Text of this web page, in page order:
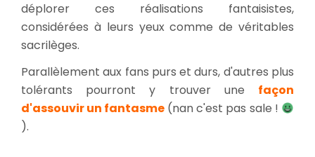
déplorer ces réalisations fantaisistes,
considérées à leurs yeux comme de véritables
sacrilèges.
Parallèlement aux fans purs et durs, d'autres plus
tolérants pourront y trouver une façon
d'assouvir un fantasme (nan c'est pas sale !
).